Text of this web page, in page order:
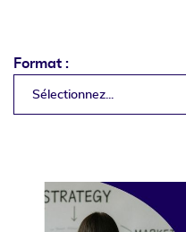
Format :
Sélectionnez...